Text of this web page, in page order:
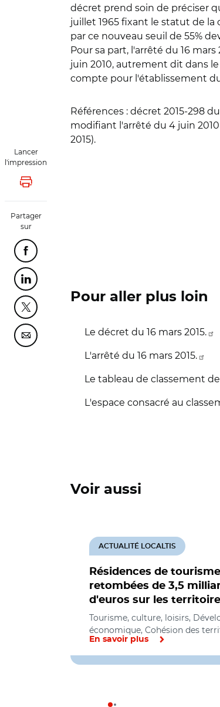
Lancer
l'impression
Lancer l'impression
Partager
sur
Partager cette page sur Facebook
Partager cette page sur Linkedin
Partager cette page sur Twitter
Partager cette page sur Courriel
décret prend soin de préciser
juillet 1965 fixant le statut de
par ce nouveau seuil de 55%
Pour sa part, l'arrêté du 16
juin 2010, autrement dit dans
compte pour l'établissement
Références : décret 2015-298
modifiant l'arrêté du 4 juin
2015).
Pour aller plus loin
Le décret du 16 mars 2015.
L'arrêté du 16 mars 2015.
Le tableau de classement
L'espace consacré au
Voir aussi
Résidences de
retombées de 3,5
d'euros sur les
ACTUALITÉ LOCALTIS
Tourisme, culture, loisirs,
économique, Cohésion des
En savoir plus